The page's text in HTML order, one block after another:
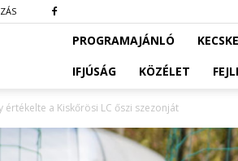
PROGRAMAJÁNLÓ
IFJÚSÁG
KÖZÉLET
a Kiskőrösi LC őszi szezonját